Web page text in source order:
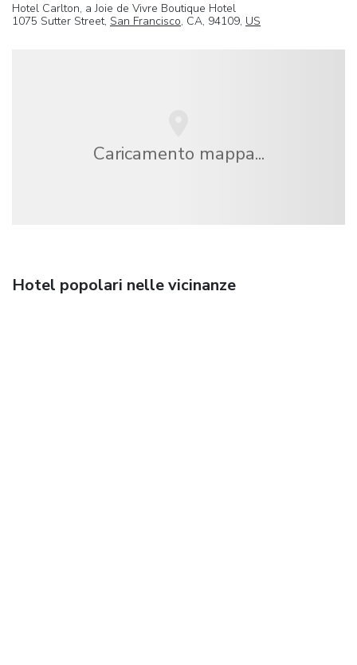
Hotel Carlton, a Joie de Vivre Boutique Hotel
1075 Sutter Street, San Francisco, CA, 94109, US
Caricamento mappa...
Hotel popolari nelle vicinanze